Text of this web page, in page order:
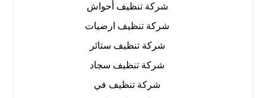
شركة تنظيف أحواش
شركة تنظيف ارضيات
شركة تنظيف ستائر
شركة تنظيف سجاد
شركة تنظيف في